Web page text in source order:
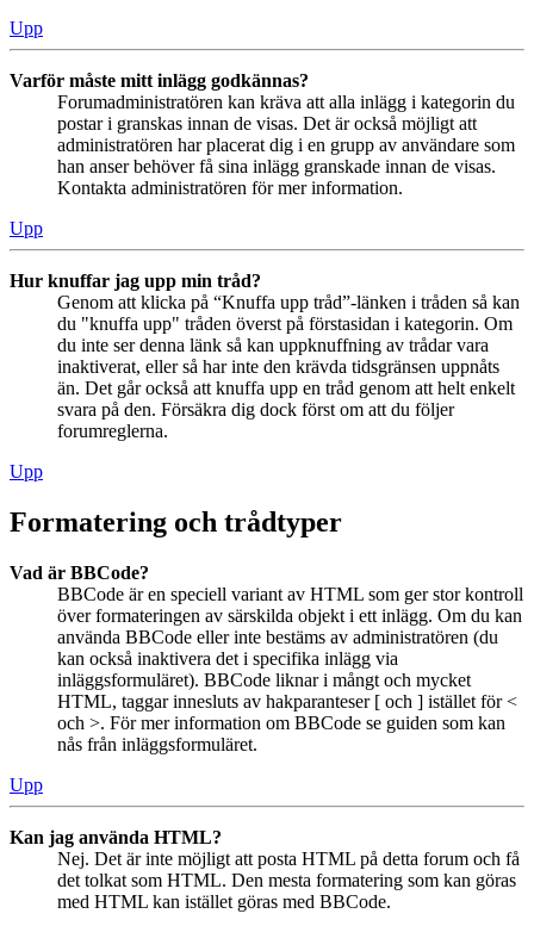
Upp
Varför måste mitt inlägg godkännas?
Forumadministratören kan kräva att alla inlägg i kategorin du
postar i granskas innan de visas. Det är också möjligt att
administratören har placerat dig i en grupp av användare som
han anser behöver få sina inlägg granskade innan de visas.
Kontakta administratören för mer information.
Upp
Hur knuffar jag upp min tråd?
Genom att klicka på “Knuffa upp tråd”-länken i tråden så kan
du "knuffa upp" tråden överst på förstasidan i kategorin. Om
du inte ser denna länk så kan uppknuffning av trådar vara
inaktiverat, eller så har inte den krävda tidsgränsen uppnåts
än. Det går också att knuffa upp en tråd genom att helt enkelt
svara på den. Försäkra dig dock först om att du följer
forumreglerna.
Upp
Formatering och trådtyper
Vad är BBCode?
BBCode är en speciell variant av HTML som ger stor kontroll
över formateringen av särskilda objekt i ett inlägg. Om du kan
använda BBCode eller inte bestäms av administratören (du
kan också inaktivera det i specifika inlägg via
inläggsformuläret). BBCode liknar i mångt och mycket
HTML, taggar innesluts av hakparanteser [ och ] istället för <
och >. För mer information om BBCode se guiden som kan
nås från inläggsformuläret.
Upp
Kan jag använda HTML?
Nej. Det är inte möjligt att posta HTML på detta forum och få
det tolkat som HTML. Den mesta formatering som kan göras
med HTML kan istället göras med BBCode.